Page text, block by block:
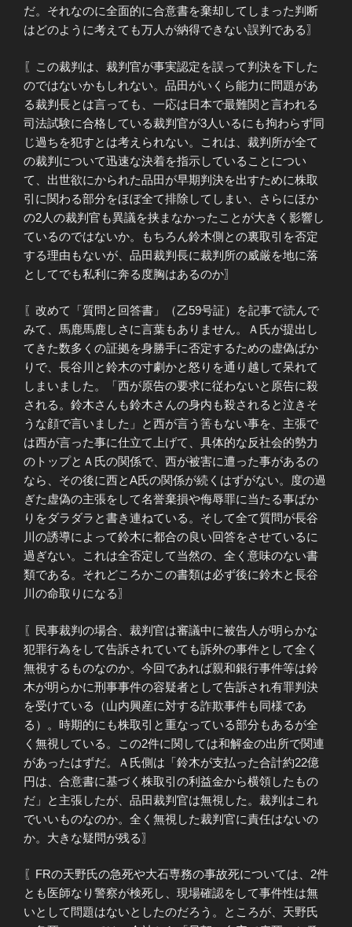
だ。それなのに全面的に合意書を棄却してしまった判断
はどのように考えても万人が納得できない誤判である〗
〖この裁判は、裁判官が事実認定を誤って判決を下した
のではないかもしれない。品田がいくら能力に問題があ
る裁判長とは言っても、一応は日本で最難関と言われる
司法試験に合格している裁判官が3人いるにも拘わらず同
じ過ちを犯すとは考えられない。これは、裁判所が全て
の裁判について迅速な決着を指示していることについ
て、出世欲にかられた品田が早期判決を出すために株取
引に関わる部分をほぼ全て排除してしまい、さらにほか
の2人の裁判官も異議を挟まなかったことが大きく影響し
ているのではないか。もちろん鈴木側との裏取引を否定
する理由もないが、品田裁判長に裁判所の威厳を地に落
としてでも私利に奔る度胸はあるのか〗
〖改めて「質問と回答書」（乙59号証）を記事で読んで
みて、馬鹿馬鹿しさに言葉もありません。Ａ氏が提出し
てきた数多くの証拠を身勝手に否定するための虚偽ばか
りで、長谷川と鈴木の寸劇かと怒りを通り越して呆れて
しまいました。「西が原告の要求に従わないと原告に殺
される。鈴木さんも鈴木さんの身内も殺されると泣きそ
うな顔で言いました」と西が言う筈もない事を、主張で
は西が言った事に仕立て上げて、具体的な反社会的勢力
のトップとＡ氏の関係で、西が被害に遭った事があるの
なら、その後に西とA氏の関係が続くはずがない。度の過
ぎた虚偽の主張をして名誉棄損や侮辱罪に当たる事ばか
りをダラダラと書き連ねている。そして全て質問が長谷
川の誘導によって鈴木に都合の良い回答をさせているに
過ぎない。これは全否定して当然の、全く意味のない書
類である。それどころかこの書類は必ず後に鈴木と長谷
川の命取りになる〗
〖民事裁判の場合、裁判官は審議中に被告人が明らかな
犯罪行為をして告訴されていても訴外の事件として全く
無視するものなのか。今回であれば親和銀行事件等は鈴
木が明らかに刑事事件の容疑者として告訴され有罪判決
を受けている（山内興産に対する詐欺事件も同様であ
る）。時期的にも株取引と重なっている部分もあるが全
く無視している。この2件に関しては和解金の出所で関連
があったはずだ。Ａ氏側は「鈴木が支払った合計約22億
円は、合意書に基づく株取引の利益金から横領したもの
だ」と主張したが、品田裁判官は無視した。裁判はこれ
でいいものなのか。全く無視した裁判官に責任はないの
か。大きな疑問が残る〗
〖FRの天野氏の急死や大石専務の事故死については、2件
とも医師なり警察が検死し、現場確認をして事件性は無
いとして問題はないとしたのだろう。ところが、天野氏